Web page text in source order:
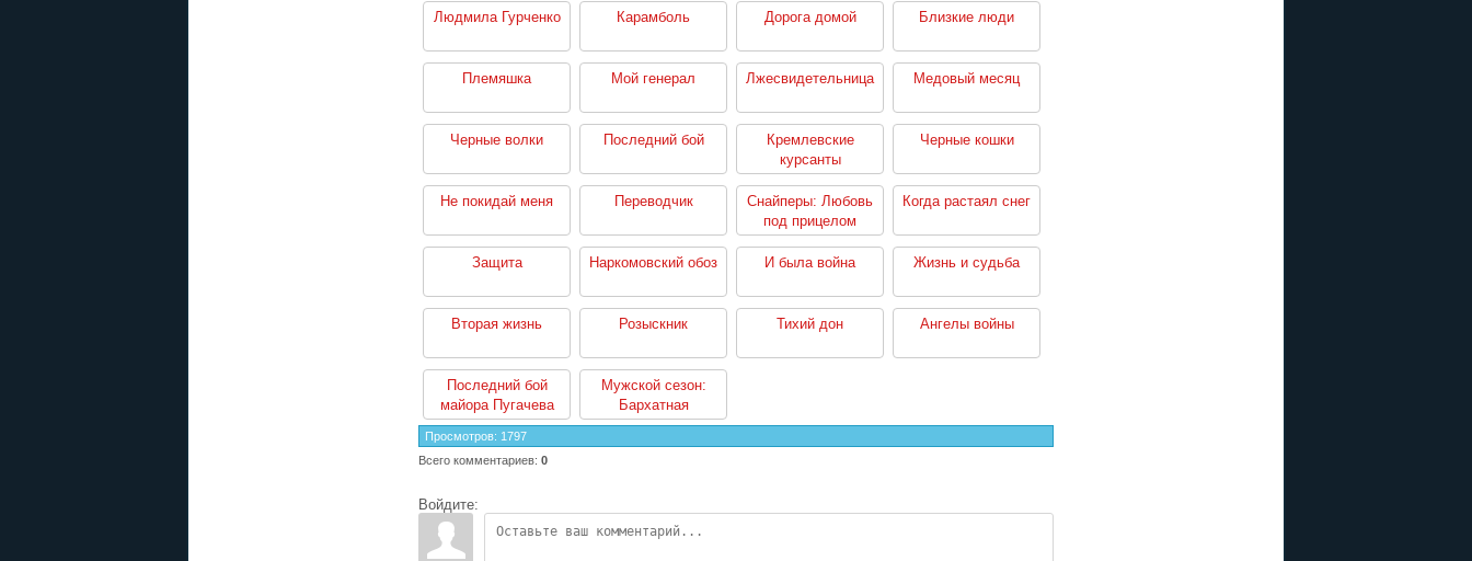
Людмила Гурченко Карамболь Дорога домой Близкие люди
Племяшка Мой генерал Лжесвидетельница Медовый месяц
Черные волки Последний бой
Кремлевские
курсанты
Черные кошки
Не покидай меня Переводчик
Снайперы: Любовь
под прицелом
Когда растаял снег
Защита Наркомовский обоз И была война Жизнь и судьба
Вторая жизнь Розыскник Тихий дон Ангелы войны
Последний бой
майора Пугачева
Мужской сезон:
Бархатная
революция
Просмотров: 1797
Всего комментариев: 0
Войдите: